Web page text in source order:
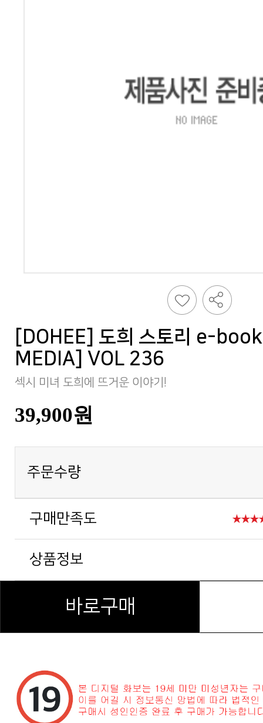
MEDIA] VOL 236
섹시 미녀 도희에 뜨거운 이야기!
39,900원
주문수량
구매만족도
상품정보
바로구매